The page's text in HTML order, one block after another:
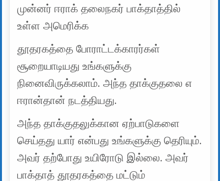
முன்னர் ஈராக் தலைநகர் பாக்தாத்தில்
உள்ள அமெரிக்க
தூதரகத்தை போராட்டக்காரர்கள்
சூறையாடியது உங்களுக்கு
நினைவிருக்கலாம். அந்த தாக்குதலை எ
ஈரான்தான் நடத்தியது.
அந்த தாக்குதலுக்கான ஏற்பாடுகளை
செய்தது யார் என்பது உங்களுக்கு தெரியும்.
அவர் தற்போது உயிரோடு இல்லை. அவர்
பாக்தாத் தூதரகத்தை மட்டும்